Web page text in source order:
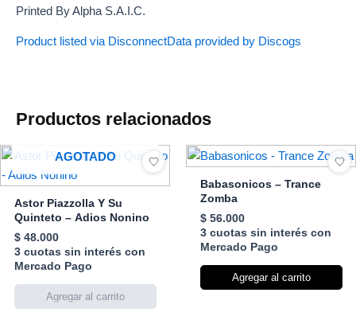
Printed By Alpha S.A.I.C.
Product listed via DisconnectData provided by Discogs
Productos relacionados
AGOTADO
Astor Piazzolla Y Su
Quinteto – Adios Nonino
$48.000
3 cuotas sin interés con
Mercado Pago
Babasonicos – Trance
Zomba
$56.000
3 cuotas sin interés con
Mercado Pago
Agregar al carrito